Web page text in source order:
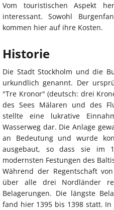
Vom touristischen Aspekt
interessant. Sowohl
kommen hier auf ihre Kosten.
Historie
Die Stadt Stockholm und die
urkundlich genannt. Der
"Tre Kronor" (deutsch: drei
des Sees Mälaren und des
stellte eine lukrative
Wasserweg dar. Die Anlage
an Bedeutung und wurde
ausgebaut, so dass sie im
modernsten Festungen des
Während der Regentschaft
über alle drei Nordländer
Belagerungen. Die längste
fand hier 1395 bis 1398 statt.